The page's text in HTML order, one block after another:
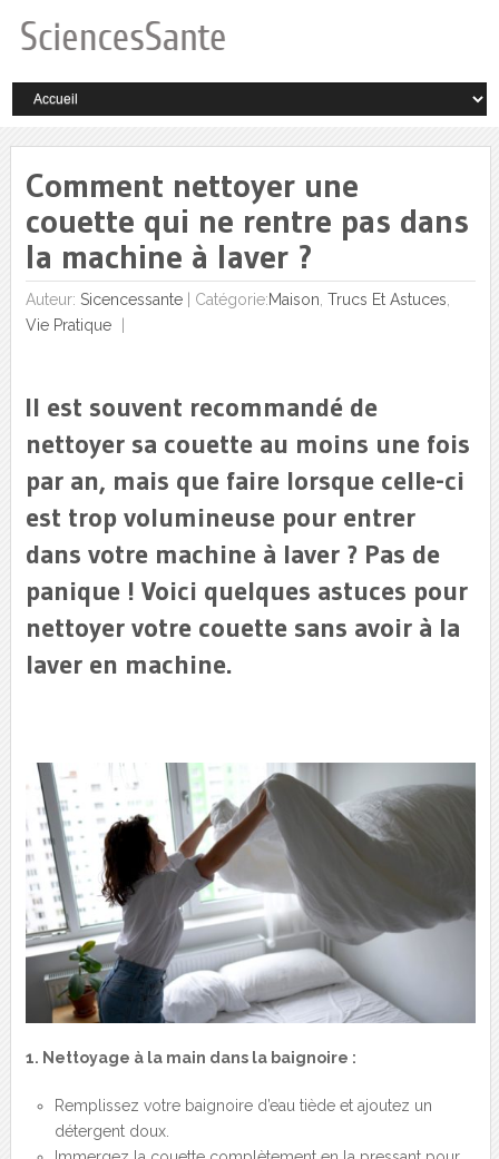
Comment nettoyer une
couette qui ne rentre pas dans
la machine à laver ?
Auteur: Sicencessante| Catégorie:Maison Trucs Et Astuces
Vie Pratique
Il est souvent recommandé de
nettoyer sa couette au moins une fois
par an, mais que faire lorsque celle-ci
est trop volumineuse pour entrer
dans votre machine à laver ? Pas de
panique ! Voici quelques astuces pour
nettoyer votre couette sans avoir à la
laver en machine.
1. Nettoyage à la main dans la baignoire :
Remplissez votre baignoire d’eau tiède et ajoutez un
détergent doux.